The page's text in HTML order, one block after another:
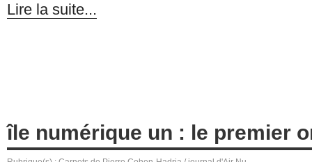
Lire la suite...
île numérique un : le premier